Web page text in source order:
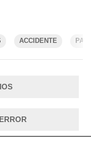
ACCIDENTE